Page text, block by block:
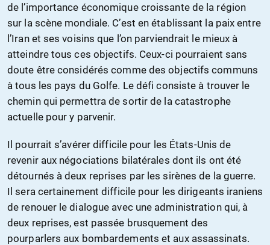
de l’importance économique croissante de la région
sur la scène mondiale. C’est en établissant la paix entre
l’Iran et ses voisins que l’on parviendrait le mieux à
atteindre tous ces objectifs. Ceux-ci pourraient sans
doute être considérés comme des objectifs communs
à tous les pays du Golfe. Le défi consiste à trouver le
chemin qui permettra de sortir de la catastrophe
actuelle pour y parvenir.
Il pourrait s’avérer difficile pour les États-Unis de
revenir aux négociations bilatérales dont ils ont été
détournés à deux reprises par les sirènes de la guerre.
Il sera certainement difficile pour les dirigeants iraniens
de renouer le dialogue avec une administration qui, à
deux reprises, est passée brusquement des
pourparlers aux bombardements et aux assassinats.